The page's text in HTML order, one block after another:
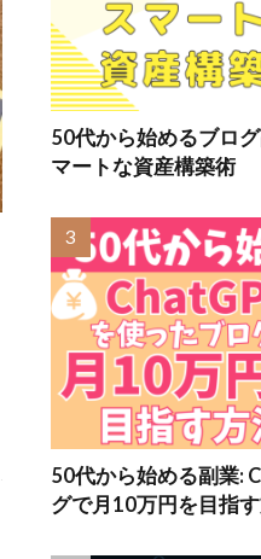
50代から始めるブロ
マートな資産構築術
50代から始める副業:
グで月10万円を目指